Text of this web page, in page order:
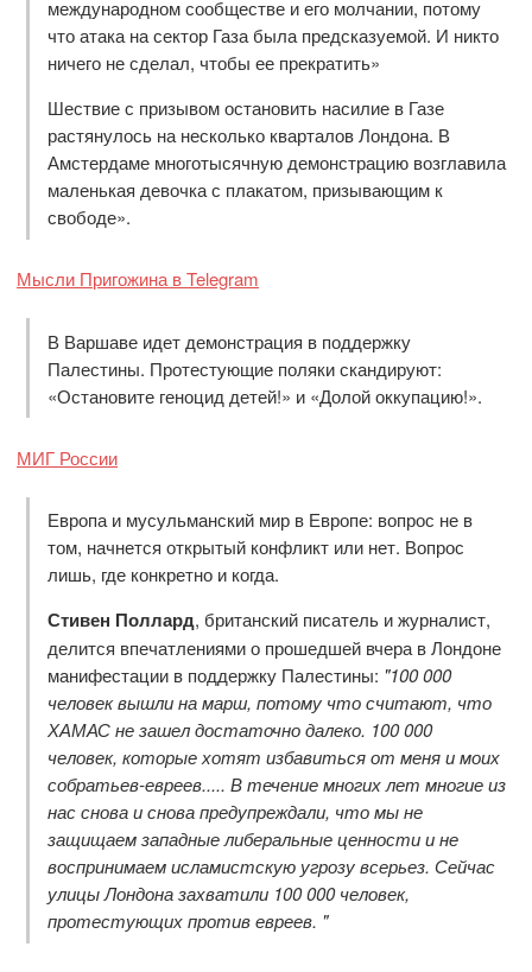
международном сообществе и его молчании, потому
что атака на сектор Газа была предсказуемой. И никто
ничего не сделал, чтобы ее прекратить»
Шествие с призывом остановить насилие в Газе
растянулось на несколько кварталов Лондона. В
Амстердаме многотысячную демонстрацию возглавила
маленькая девочка с плакатом, призывающим к
свободе».
Мысли Пригожина в Telegram
В Варшаве идет демонстрация в поддержку
Палестины. Протестующие поляки скандируют:
«Остановите геноцид детей!» и «Долой оккупацию!».
МИГ России
Европа и мусульманский мир в Европе: вопрос не в
том, начнется открытый конфликт или нет. Вопрос
лишь, где конкретно и когда.
Стивен Поллард, британский писатель и журналист,
делится впечатлениями о прошедшей вчера в Лондоне
манифестации в поддержку Палестины: "100 000
человек вышли на марш, потому что считают, что
ХАМАС не зашел достаточно далеко. 100 000
человек, которые хотят избавиться от меня и моих
собратьев-евреев..... В течение многих лет многие из
нас снова и снова предупреждали, что мы не
защищаем западные либеральные ценности и не
воспринимаем исламистскую угрозу всерьез. Сейчас
улицы Лондона захватили 100 000 человек,
протестующих против евреев. "